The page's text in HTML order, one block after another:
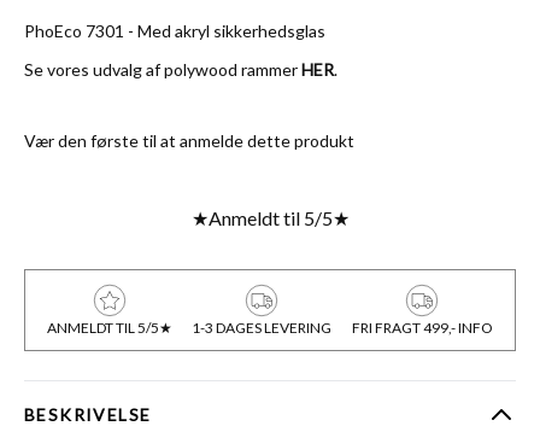
PhoEco 7301 - Med akryl sikkerhedsglas
Se vores udvalg af polywood rammerHER.
Vær den første til at anmelde dette produkt
★Anmeldt til 5/5★
ANMELDT TIL 5/5★ 1-3 DAGES LEVERING FRI FRAGT 499,- INFO
BESKRIVELSE